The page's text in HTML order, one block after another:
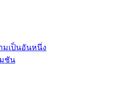
มเป็นอันหนึ่ง
ชัน